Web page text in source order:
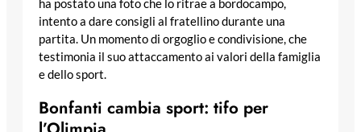
ha postato una foto che lo ritrae a bordocampo,
intento a dare consigli al fratellino durante una
partita. Un momento di orgoglio e condivisione, che
testimonia il suo attaccamento ai valori della famiglia
e dello sport.
Bonfanti cambia sport: tifo per